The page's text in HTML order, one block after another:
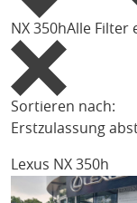
NX 350hAlle Filter
Sortieren nach:
Erstzulassung
Lexus NX 350h